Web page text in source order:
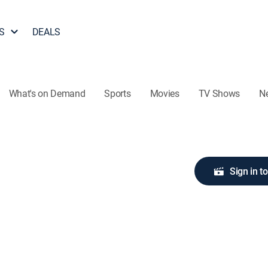
DEALS
What's on Demand Sports Movies TV Shows
Sign in